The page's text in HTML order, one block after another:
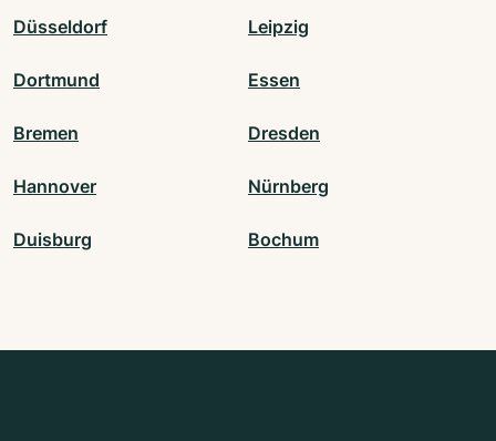
Düsseldorf Leipzig
Dortmund Essen
Bremen Dresden
Hannover Nürnberg
Duisburg Bochum